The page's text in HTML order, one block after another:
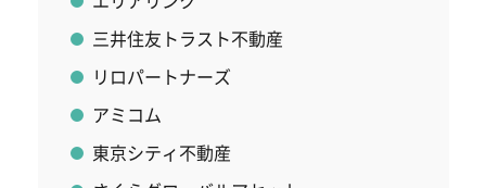
三井住友トラスト不動産
リロパートナーズ
アミコム
東京シティ不動産